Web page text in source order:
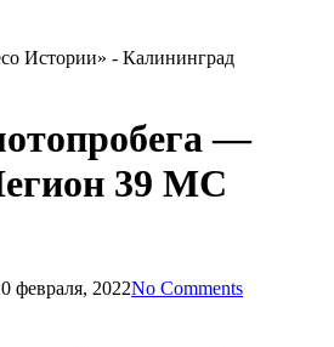
—
39 MC
февраля, 2022No Comments